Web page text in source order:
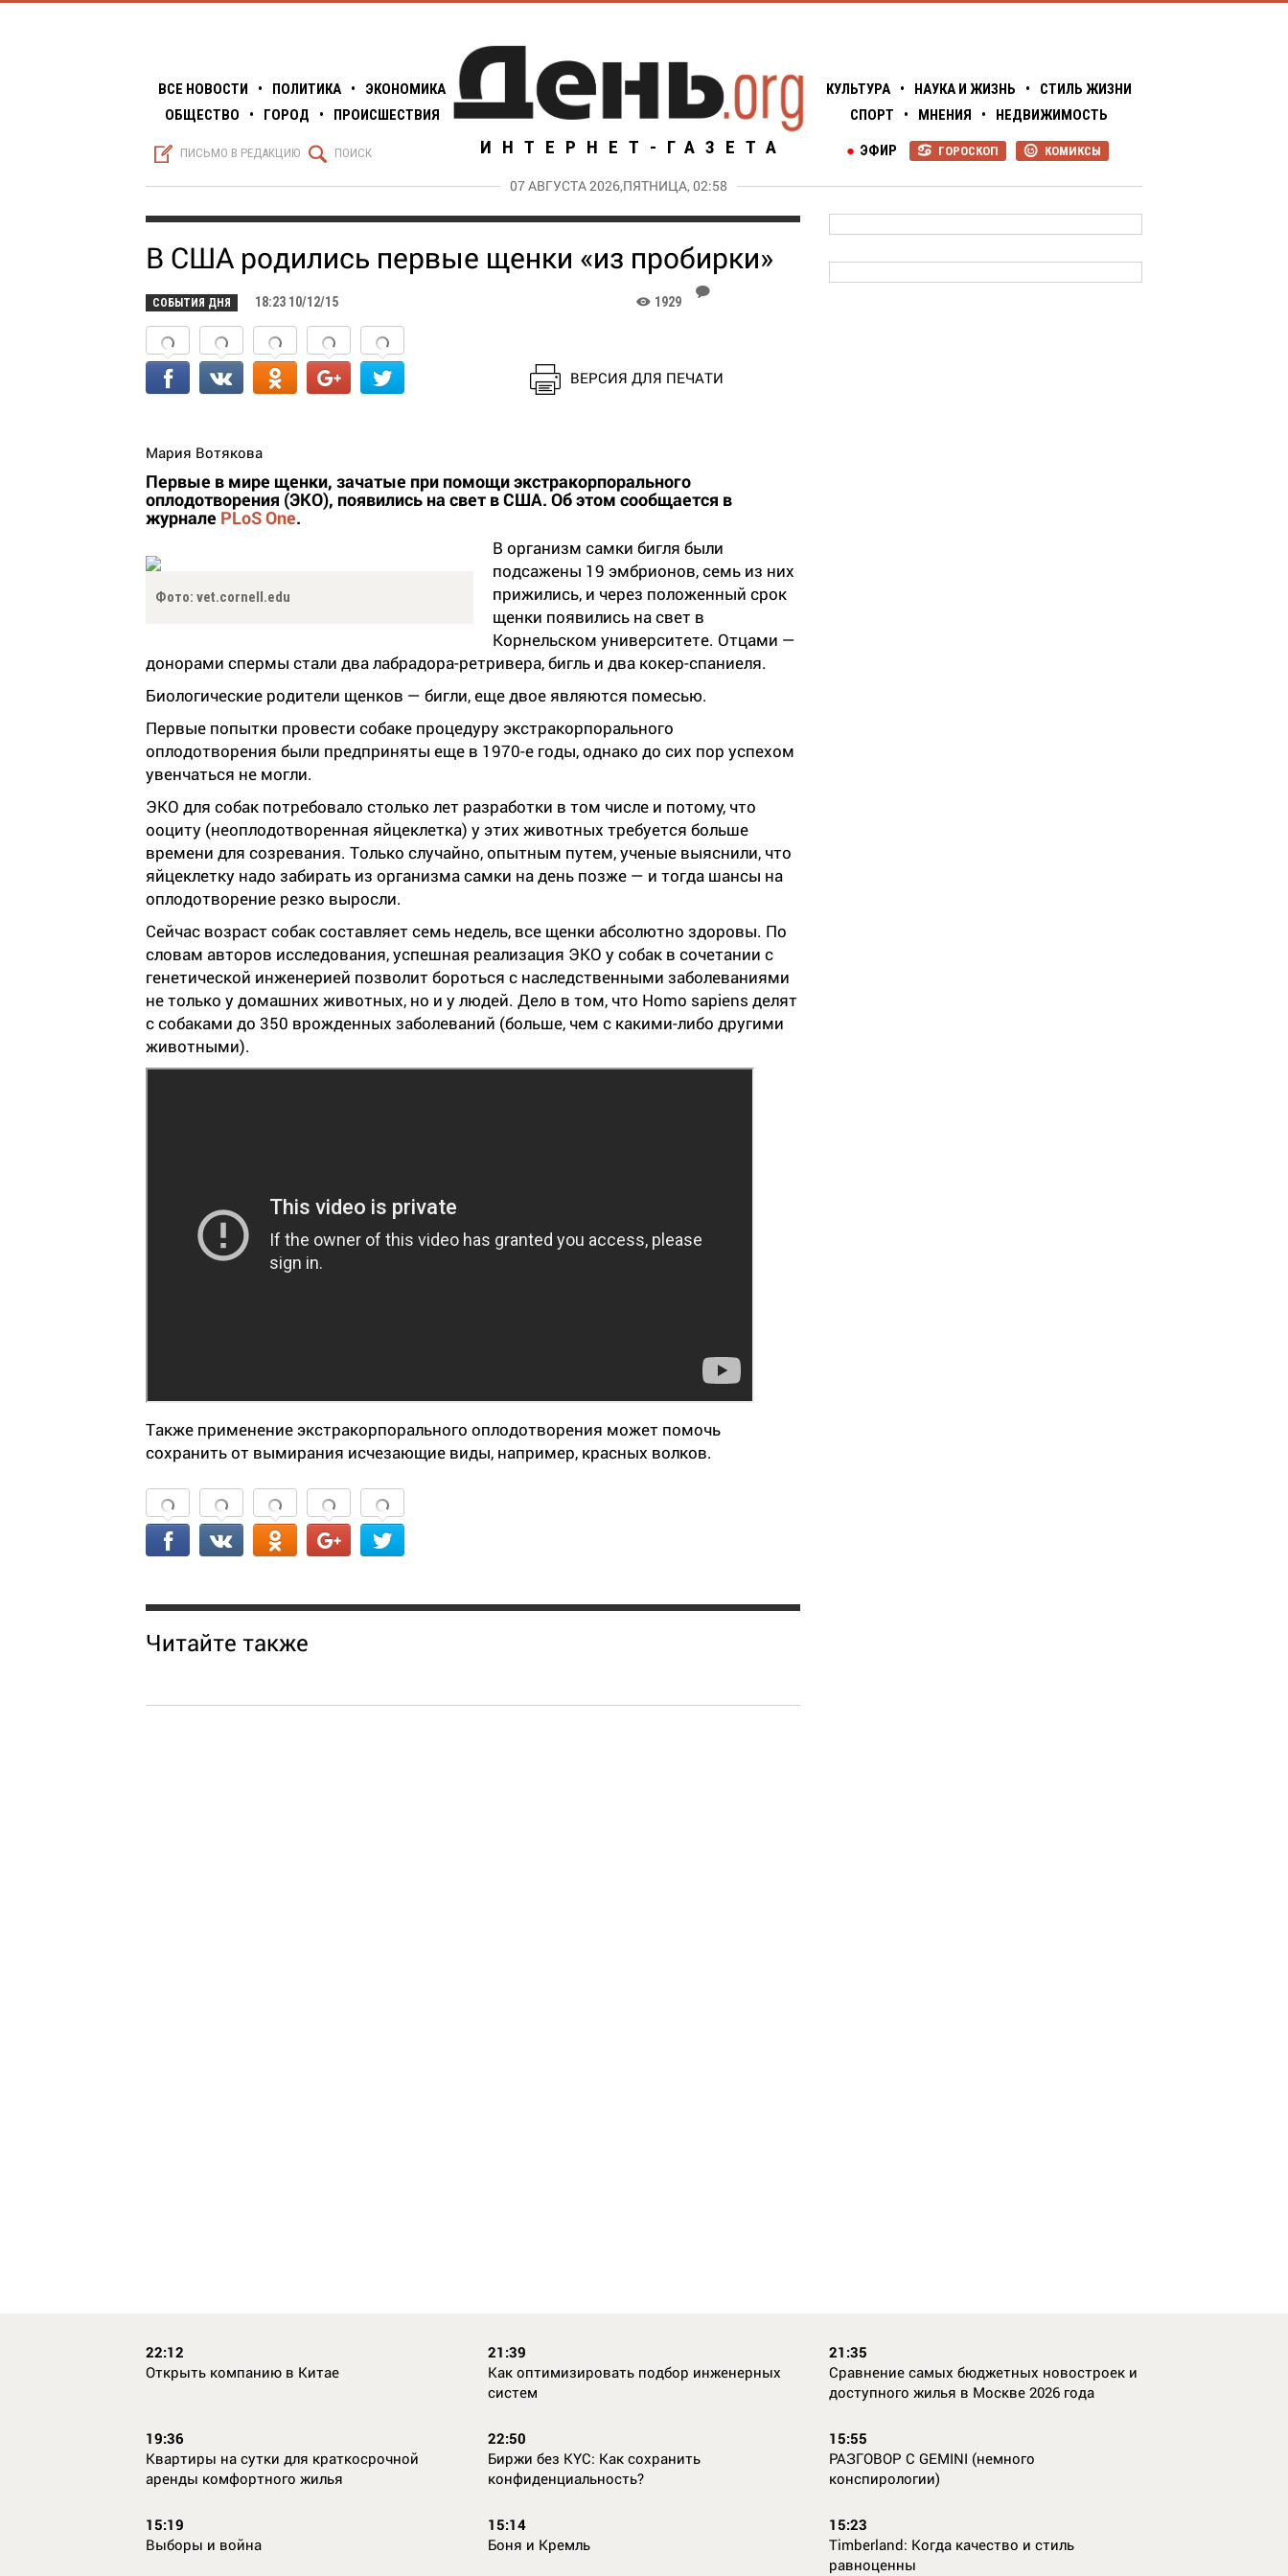
ВСЕ НОВОСТИ • ПОЛИТИКА •
ЭКОНОМИКА
ОБЩЕСТВО
• ГОРОД • ПРОИСШЕСТВИЯ
S ПИСЬМО В РЕДАКЦИЮ Q ПОИСК ИНТЕРНЕТ-ГАЗЕТА
КУЛЬТУРА • НАУКА И ЖИЗНЬ •
СТИЛЬ ЖИЗНИ
СПОРТ
• МНЕНИЯ • НЕДВИЖИМОСТЬ
P КОМИКСЫ
R ГОРОСКОП
● ЭФИР
07 АВГУСТА 2026,ПЯТНИЦА, 02:58
В США родились первые щенки «из пробирки»
СОБЫТИЯ ДНЯ 18:23 10/12/15 K 1929
J
ВЕРСИЯ ДЛЯ ПЕЧАТИ
Мария Вотякова
Первые в мире щенки, зачатые при помощи экстракорпорального
оплодотворения (ЭКО), появились на свет в США. Об этом сообщается в
журнале PLoS One.
Фото: vet.cornell.edu
В организм самки бигля были
подсажены 19 эмбрионов, семь из них
прижились, и через положенный срок
щенки появились на свет в
Корнельском университете. Отцами —
донорами спермы стали два лабрадора-ретривера, бигль и два кокер-спаниеля.
Биологические родители щенков — бигли, еще двое являются помесью.
Первые попытки провести собаке процедуру экстракорпорального
оплодотворения были предприняты еще в 1970-е годы, однако до сих пор успехом
увенчаться не могли.
ЭКО для собак потребовало столько лет разработки в том числе и потому, что
ооциту (неоплодотворенная яйцеклетка) у этих животных требуется больше
времени для созревания. Только случайно, опытным путем, ученые выяснили, что
яйцеклетку надо забирать из организма самки на день позже — и тогда шансы на
оплодотворение резко выросли.
Сейчас возраст собак составляет семь недель, все щенки абсолютно здоровы. По
словам авторов исследования, успешная реализация ЭКО у собак в сочетании с
генетической инженерией позволит бороться с наследственными заболеваниями
не только у домашних животных, но и у людей. Дело в том, что Homo sapiens делят
с собаками до 350 врожденных заболеваний (больше, чем с какими-либо другими
животными).
Также применение экстракорпорального оплодотворения может помочь
сохранить от вымирания исчезающие виды, например, красных волков.
Читайте также
22:12
Открыть компанию в Китае
21:39
Как оптимизировать подбор инженерных
систем
21:35
Сравнение самых бюджетных новостроек и
доступного жилья в Москве 2026 года
19:36
Квартиры на сутки для краткосрочной
аренды комфортного жилья
22:50
Биржи без KYC: Как сохранить
конфиденциальность?
15:55
РАЗГОВОР С GEMINI (немного
конспирологии)
15:19
Выборы и война
15:14
Боня и Кремль
15:23
Timberland: Когда качество и стиль
равноценны